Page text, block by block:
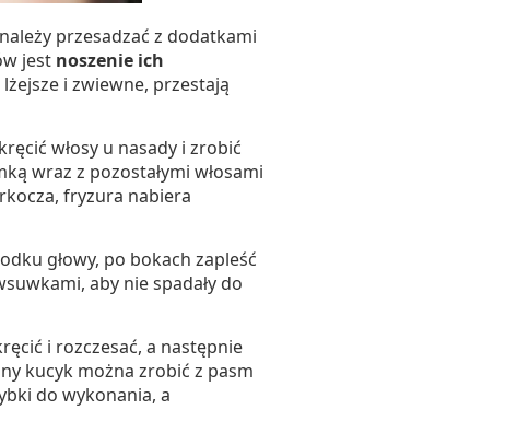
przesadzać z dodatkami
jest noszenie ich
i zwiewne, przestają
włosy u nasady i zrobić
wraz z pozostałymi włosami
fryzura nabiera
głowy, po bokach zapleść
aby nie spadały do
i rozczesać, a następnie
kucyk można zrobić z pasm
do wykonania, a